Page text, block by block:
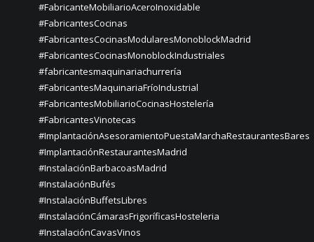
#FabricanteMobiliarioAceroInoxidable
#FabricantesCocinas
#FabricantesCocinasModularesMonoblockMadrid
#FabricantesCocinasMonoblockIndustriales
#fabricantesmaquinariachurrería
#FabricantesMaquinariaFríoIndustrial
#FabricantesMobiliarioCocinasHostelería
#FabricantesVinotecas
#ImplantaciónAsesoramientoPuestaMarchaRestaurantesBares
#ImplantaciónRestaurantesMadrid
#InstalaciónBarbacoasMadrid
#InstalaciónBufés
#InstalaciónBuffetsLibres
#InstalaciónCámarasFrigoríficasHosteleria
#InstalaciónCavasVinos